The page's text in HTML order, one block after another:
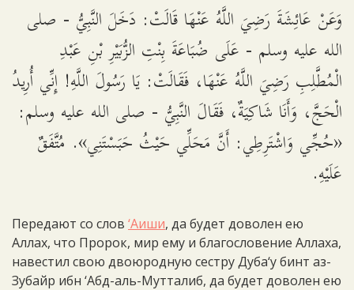
وَعَنْ عَائِشَةَ رَضِيَ اللَّهُ عَنْهَا قَالَتْ: دَخَلَ النَّبِيُّ - صلى
الله عليه وسلم - عَلَى ضُبَاعَةَ بِنْتِ الزُّبَيْرِ بْنِ عَبْدِ
الْمُطَّلِبِ رَضِيَ اللَّهُ عَنْهَا، فَقَالَتْ: يَا رَسُولَ اللَّهِ! إِنِّي أُرِيدُ
الْحَجَّ، وَأَنَا شَاكِيَةٌ، فَقَالَ النَّبِيُّ - صلى الله عليه وسلم:
«حُجِّي وَاشْتَرِطِي: أَنَّ مَحَلِّي حَيْثُ حَبَسْتَنِي». مُتَّفَقٌ
عَلَيْهِ.
Передают со слов ‘Аиши, да будет доволен ею
Аллах, что Пророк, мир ему и благословение Аллаха,
навестил свою двоюродную сестру Дуба‘у бинт аз-
Зубайр ибн ‘Абд-аль-Мутталиб, да будет доволен ею